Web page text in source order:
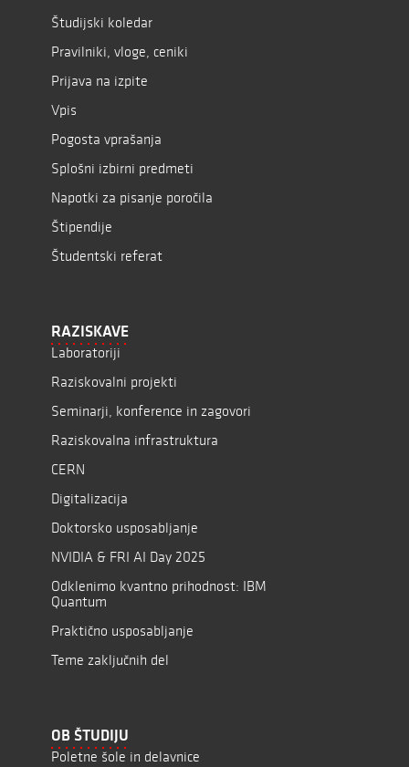
Študijski koledar
Pravilniki, vloge, ceniki
Prijava na izpite
Vpis
Pogosta vprašanja
Splošni izbirni predmeti
Napotki za pisanje poročila
Štipendije
Študentski referat
RAZISKAVE
Laboratoriji
Raziskovalni projekti
Seminarji, konference in zagovori
Raziskovalna infrastruktura
CERN
Digitalizacija
Doktorsko usposabljanje
NVIDIA & FRI AI Day 2025
Odklenimo kvantno prihodnost: IBM
Quantum
Praktično usposabljanje
Teme zaključnih del
OB ŠTUDIJU
Poletne šole in delavnice